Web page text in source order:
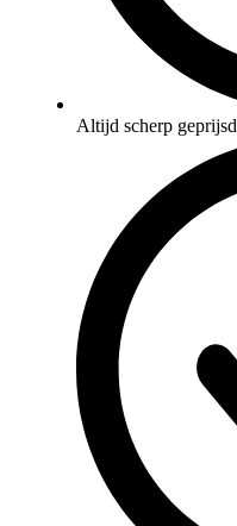
Altijd scherp geprijsd